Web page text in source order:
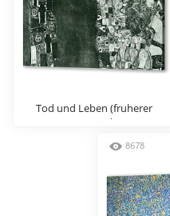
Tod und Leben (fruherer
Zustand)
8678